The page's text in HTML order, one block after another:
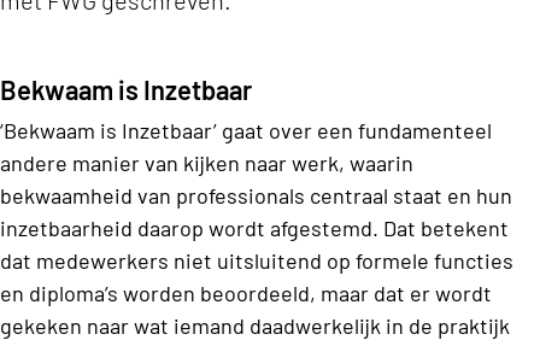
Bekwaam is Inzetbaar
‘Bekwaam is Inzetbaar’ gaat over een fundamenteel
andere manier van kijken naar werk, waarin
bekwaamheid van professionals centraal staat en hun
inzetbaarheid daarop wordt afgestemd. Dat betekent
dat medewerkers niet uitsluitend op formele functies
en diploma’s worden beoordeeld, maar dat er wordt
gekeken naar wat iemand daadwerkelijk in de praktijk